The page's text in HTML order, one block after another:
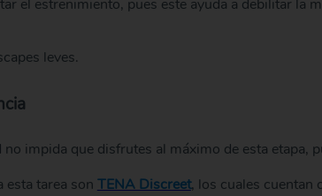
el estreñimiento, pues este ayuda a debilitar la
leves.
impida que disfrutes al máximo de esta etapa,
esta tarea son TENA Discreet, los cuales cuentan